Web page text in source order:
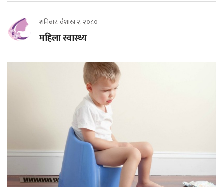
शनिबार, वैशाख २, २०८०
महिला स्वास्थ्य